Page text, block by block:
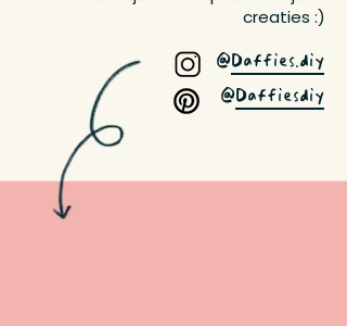
creaties :)
@Daffies.diy
@Daffiesdiy